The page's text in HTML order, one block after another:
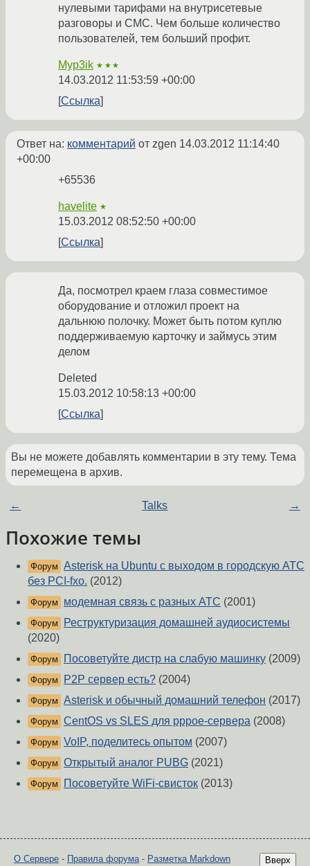
нулевыми тарифами на внутрисетевые
разговоры и СМС. Чем больше количество
пользователей, тем больший профит.
Myp3ik ★★★
14.03.2012 11:53:59 +00:00
Ссылка
Ответ на: комментарий от zgen 14.03.2012 11:14:40
+00:00
+65536
havelite ★
15.03.2012 08:52:50 +00:00
Ссылка
Да, посмотрел краем глаза совместимое
оборудование и отложил проект на
дальнюю полочку. Может быть потом куплю
поддерживаемую карточку и займусь этим
делом
Deleted
15.03.2012 10:58:13 +00:00
Ссылка
Вы не можете добавлять комментарии в эту тему. Тема
перемещена в архив.
← Talks →
Похожие темы
Форум Asterisk на Ubuntu с выходом в городскую АТС
без PCI-fxo. (2012)
Форум модемная связь с разных АТС (2001)
Форум
Реструктуризация домашней аудиосистемы
(2020)
Форум Посоветуйте дистр на слабую машинку (2009)
Форум P2P сервер есть? (2004)
Форум Asterisk и обычный домашний телефон (2017)
Форум CentOS vs SLES для pppoe-сервера (2008)
Форум VoIP, поделитесь опытом (2007)
Форум Открытый аналог PUBG (2021)
Форум Посоветуйте WiFi-свисток (2013)
Вверх
О Сервере - Правила форума- Разметка Markdown